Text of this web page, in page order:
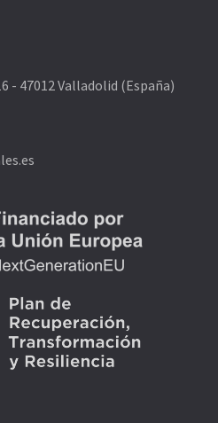
- 47012 Valladolid (España)